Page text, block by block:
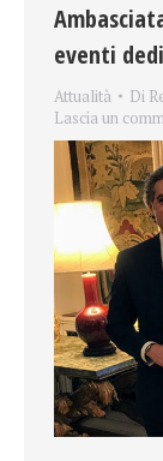
eventi
Attualità Di
Lascia un